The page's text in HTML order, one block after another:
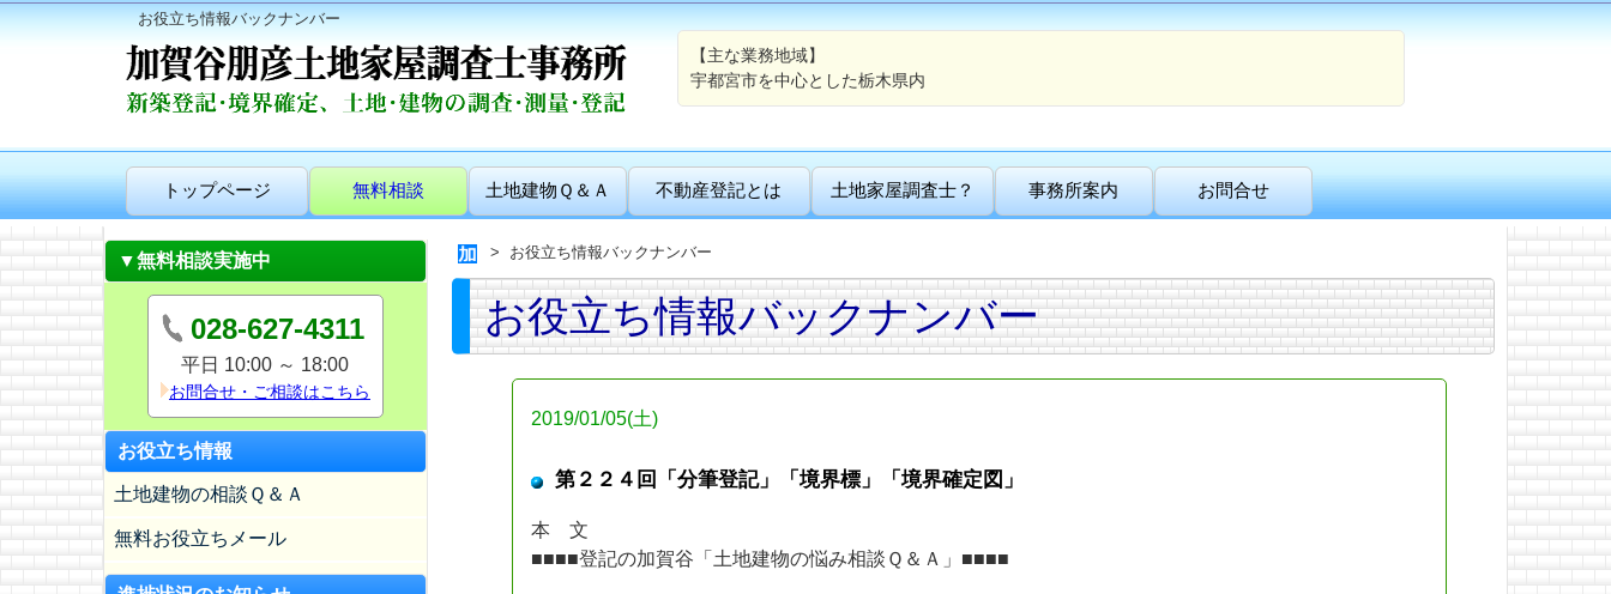
お役立ち情報バックナンバー
【主な業務地域】
宇都宮市を中心とした栃木県内
トップページ 無料相談 土地建物Ｑ＆Ａ 不動産登記とは 土地家屋調査士？ 事務所案内 お問合せ
▼無料相談実施中
028-627-4311
平日 10:00 ～ 18:00
お問合せ・ご相談はこちら
お役立ち情報
土地建物の相談Ｑ＆Ａ
無料お役立ちメール
お役立ち情報バックナンバー
お役立ち情報バックナンバー
2019/01/05(土)
第２２４回「分筆登記」「境界標」「境界確定図」
本 文
■■■■登記の加賀谷「土地建物の悩み相談Ｑ＆Ａ」■■■■